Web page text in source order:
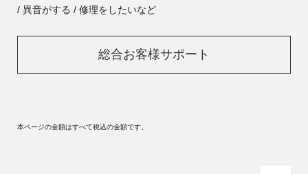
/ 異音がする / 修理をしたいなど
総合お客様サポート
本ページの金額はすべて税込の金額です。